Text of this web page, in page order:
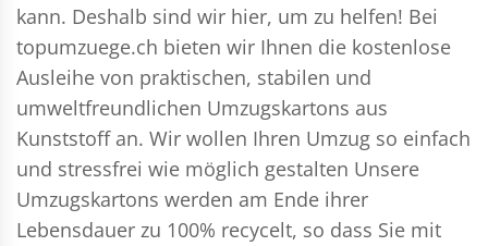
kann. Deshalb sind wir hier, um zu helfen! Bei
topumzuege.ch bieten wir Ihnen die kostenlose
Ausleihe von praktischen, stabilen und
umweltfreundlichen Umzugskartons aus
Kunststoff an. Wir wollen Ihren Umzug so einfach
und stressfrei wie möglich gestalten Unsere
Umzugskartons werden am Ende ihrer
Lebensdauer zu 100% recycelt, so dass Sie mit